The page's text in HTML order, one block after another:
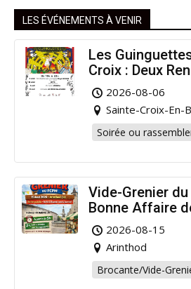
LES ÉVÉNEMENTS À VENIR
Les
Croix : Deux
Dansants pour
!
2026-08-06
Sainte-Croix-En-
Soirée ou
Vide-Grenier du
Bonne Affaire
Arinthod !
2026-08-15
Arinthod
Brocante/Vide-